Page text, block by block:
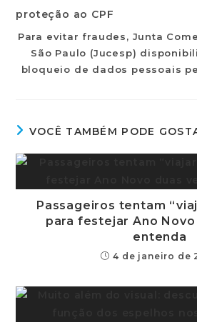
Para evitar fraudes, Junta
São Paulo (Jucesp)
bloqueio de dados pessoais
VOCÊ TAMBÉM PODE
Passageiros tentam
para festejar Ano Novo
entenda
4 de janeiro de